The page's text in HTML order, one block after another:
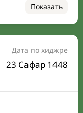
Показать
Дата по хиджре
23 Сафар 1448